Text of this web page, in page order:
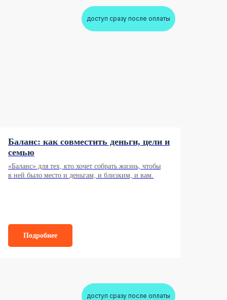
доступ сразу после оплаты
Баланс: как совместить деньги, цели и
семью
«Баланс» для тех, кто хочет собрать жизнь, чтобы
в ней было место и деньгам, и близким, и вам.
Подробнее
доступ сразу после оплаты